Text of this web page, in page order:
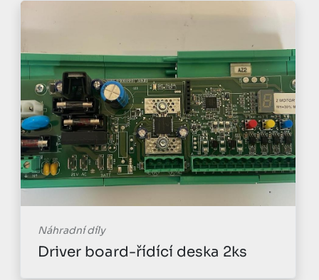
Náhradní díly
Driver board-řídící deska 2ks